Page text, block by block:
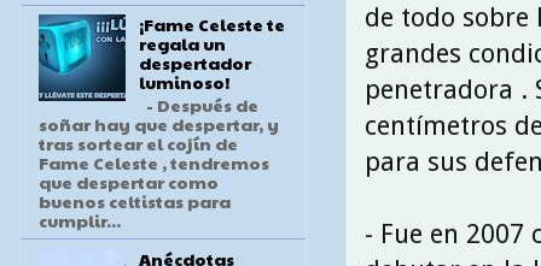
de todo sobre
grandes
penetradora .
centímetros
para sus
- Fue en 2007
¡Fame Celeste te
regala un
despertador
luminoso!
- Después de
soñar hay que despertar, y
tras sortear el cojín de
Fame Celeste , tendremos
que despertar como
buenos celtistas para
cumplir...
Anécdotas